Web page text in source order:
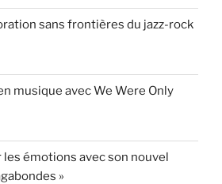
sans frontières du jazz-rock
musique avec We Were Only
émotions avec son nouvel
»